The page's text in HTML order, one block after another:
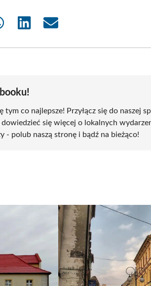
Share
Share
co najlepsze! Przyłącz się do naszej
dowiedzieć się więcej o lokalnych
- polub naszą stronę i bądź na bieżąco!